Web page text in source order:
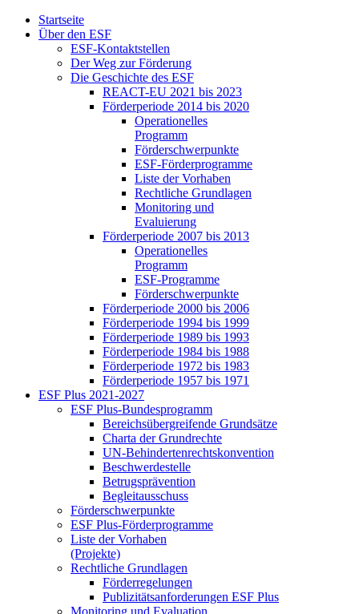
Start­sei­te
Über den ESF
ESF-Kon­takt­stel­len
Der Weg zur För­de­rung
Die Ge­schich­te des ESF
RE­ACT-EU 2021 bis 2023
För­der­pe­ri­ode 2014 bis 2020
Ope­ra­tio­nel­les
Pro­gramm
För­der­schwer­punk­te
ESF-För­der­pro­gram­me
Lis­te der Vor­ha­ben
Recht­li­che Grund­la­gen
Mo­ni­to­ring und
Eva­lu­ie­rung
För­der­pe­ri­ode 2007 bis 2013
Ope­ra­tio­nel­les
Pro­gramm
ESF-Pro­gram­me
För­der­schwer­punk­te
För­der­pe­ri­ode 2000 bis 2006
För­der­pe­ri­ode 1994 bis 1999
För­der­pe­ri­ode 1989 bis 1993
För­der­pe­ri­ode 1984 bis 1988
För­der­pe­ri­ode 1972 bis 1983
För­der­pe­ri­ode 1957 bis 1971
ESF Plus 2021-2027
ESF Plus-Bun­des­pro­gramm
Be­reichs­über­grei­fen­de Grund­sät­ze
Char­ta der Grund­rech­te
UN-Be­hin­der­ten­rechts­kon­ven­ti­on
Be­schwer­de­stel­le
Be­trugs­prä­ven­ti­on
Be­glei­taus­schuss
För­der­schwer­punk­te
ESF Plus-För­der­pro­gram­me
Lis­te der Vor­ha­ben
(Pro­jek­te)
Recht­li­che Grund­la­gen
För­der­re­ge­lun­gen
Pu­bli­zi­täts­an­for­de­run­gen ESF Plus
Mo­ni­to­ring und Eva­lua­ti­on